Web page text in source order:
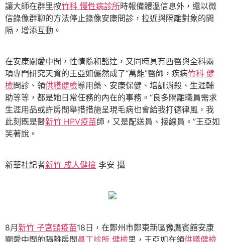
讓大師在群里按竹科 慢性病診所時報備體溫信息外，還以微
信錄像群聊的方法停止錄像安康問診，拉近與隔離對象的間
隔，增添互動。
在安康關愛中間，性情隨和豁達，又同時具有西醫與全科兩
項專門研究天資的王亞如儼然成了“萬能”醫師，疾病竹科 健
檢問診、領供膳健檢導用藥、安康保健、培訓消殺、生涯輔
助等等，都是她日常任務的內在的事務。“良多隔離職員需求
生涯用品或許房間舉措措施呈現毛病也會給我打德律風，我
此刻既是醫新竹 HPV疫苗師，又是配送員、接線員。”王亞如
笑著說。
新華社記者新竹 成人健檢 李安 攝
8月 新竹 子宮頸疫苗18日，在鄭州市鄭東新區豫鷹賓館安康
關愛中間的隔離房間 員工診所 健檢里，王亞如在領供膳健檢